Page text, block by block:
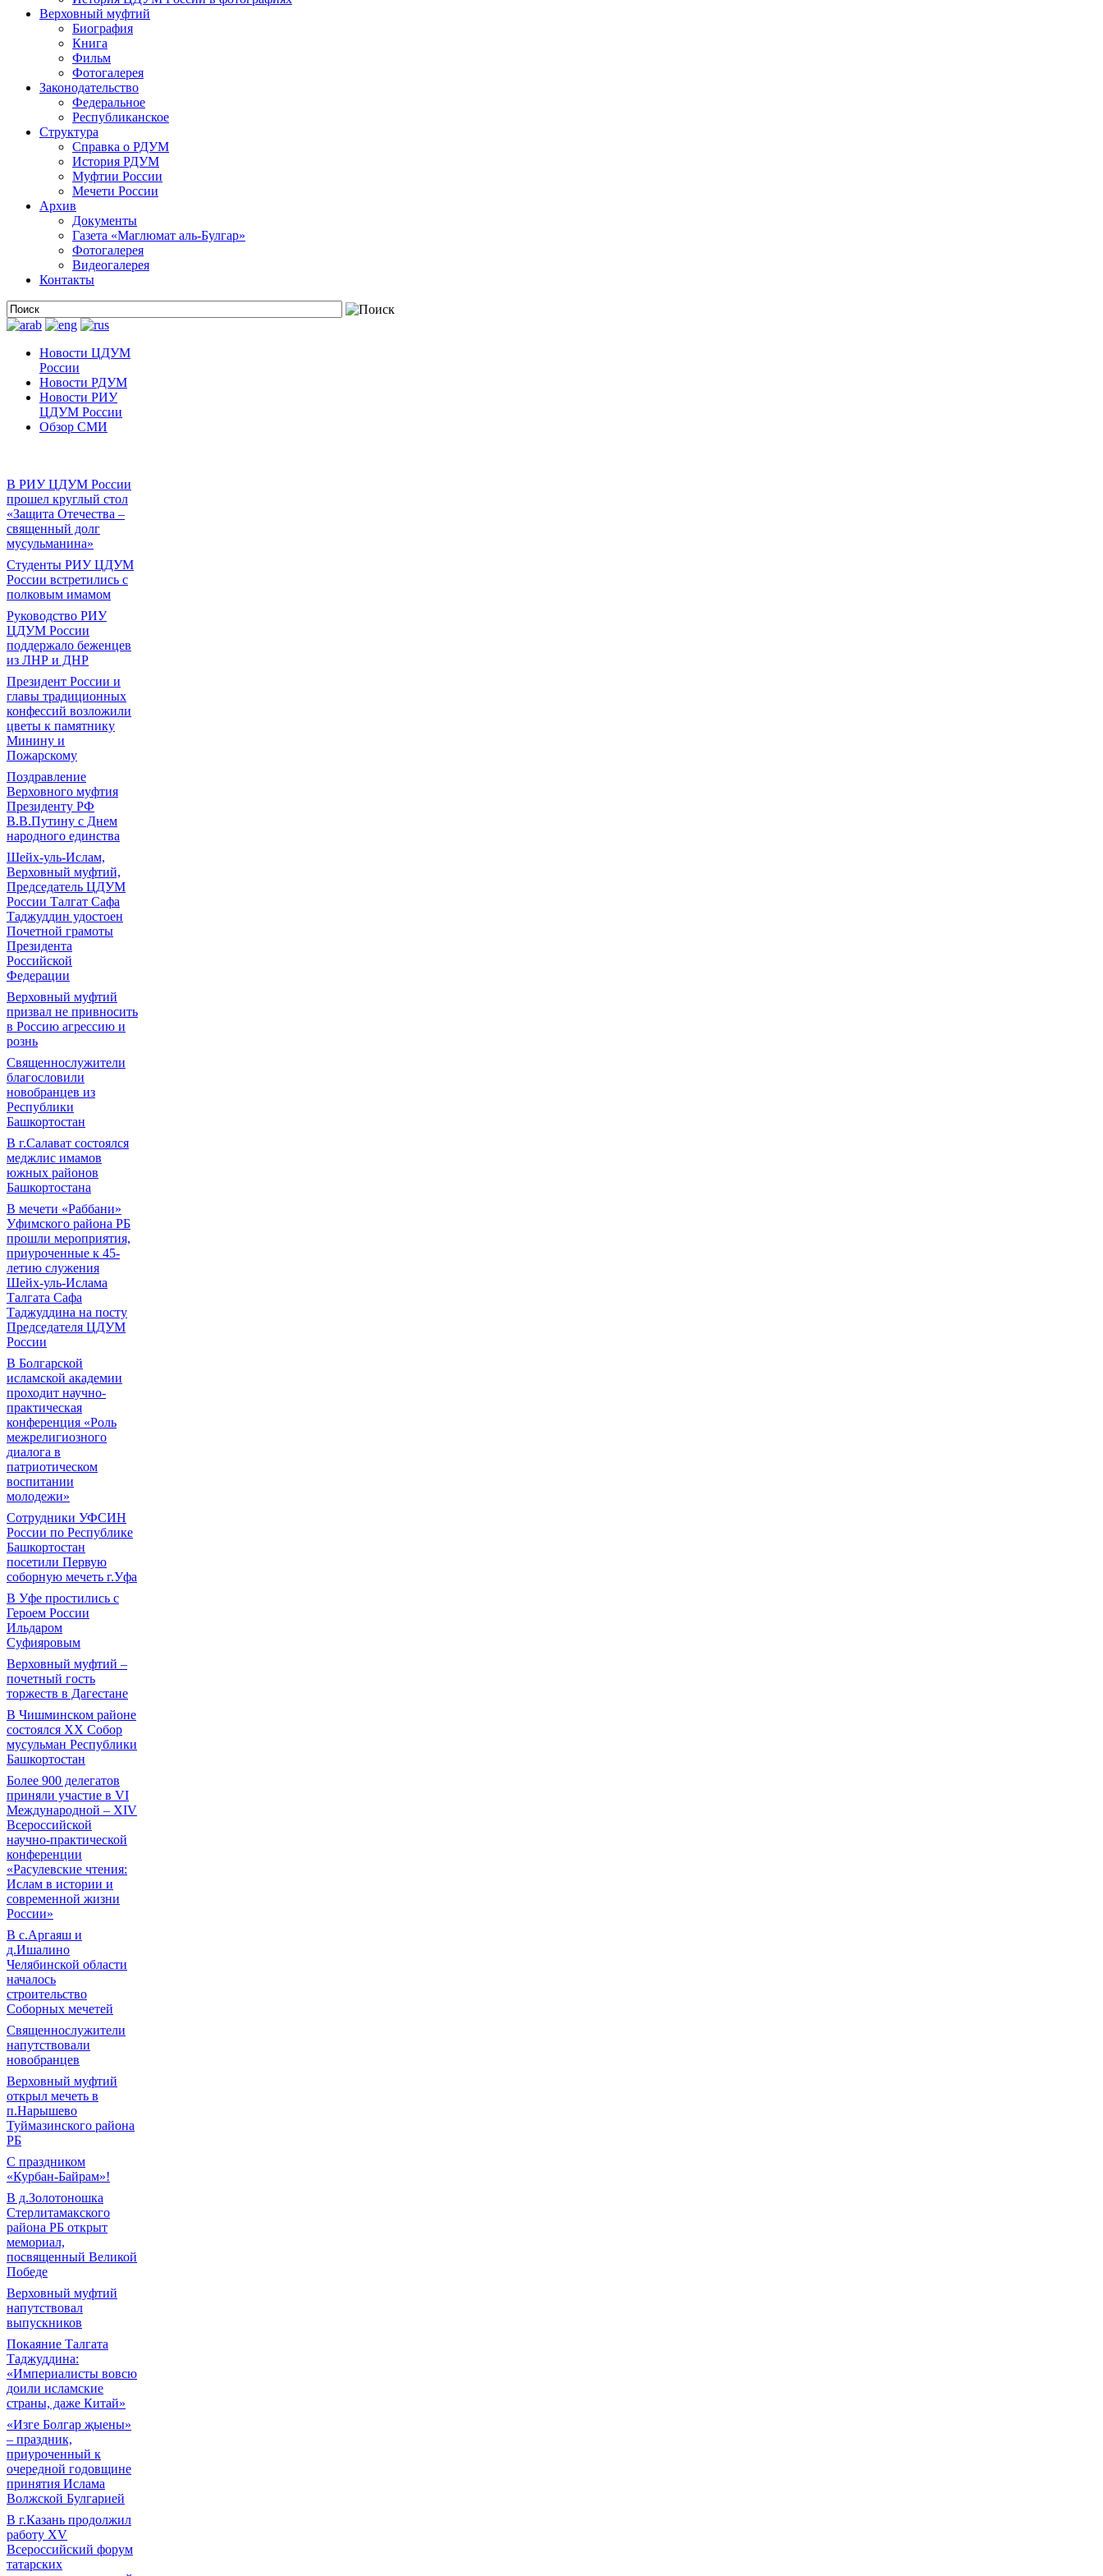
Верховный муфтий
Биография
Книга
Фильм
Фотогалерея
Законодательство
Федеральное
Республиканское
Структура
Справка о РДУМ
История РДУМ
Муфтии России
Мечети России
Архив
Документы
Газета «Маглюмат аль-Булгар»
Фотогалерея
Видеогалерея
Контакты
Новости ЦДУМ
России
Новости РДУМ
Новости РИУ
ЦДУМ России
Обзор СМИ
В РИУ ЦДУМ России
прошел круглый стол
«Защита Отечества –
священный долг
мусульманина»
Студенты РИУ ЦДУМ
России встретились с
полковым имамом
Руководство РИУ
ЦДУМ России
поддержало беженцев
из ЛНР и ДНР
Президент России и
главы традиционных
конфессий возложили
цветы к памятнику
Минину и
Пожарскому
Поздравление
Верховного муфтия
Президенту РФ
В.В.Путину с Днем
народного единства
Шейх-уль-Ислам,
Верховный муфтий,
Председатель ЦДУМ
России Талгат Сафа
Таджуддин удостоен
Почетной грамоты
Президента
Российской
Федерации
Верховный муфтий
призвал не привносить
в Россию агрессию и
рознь
Священнослужители
благословили
новобранцев из
Республики
Башкортостан
В г.Салават состоялся
меджлис имамов
южных районов
Башкортостана
В мечети «Раббани»
Уфимского района РБ
прошли мероприятия,
приуроченные к 45-
летию служения
Шейх-уль-Ислама
Талгата Сафа
Таджуддина на посту
Председателя ЦДУМ
России
В Болгарской
исламской академии
проходит научно-
практическая
конференция «Роль
межрелигиозного
диалога в
патриотическом
воспитании
молодежи»
Сотрудники УФСИН
России по Республике
Башкортостан
посетили Первую
соборную мечеть г.Уфа
В Уфе простились с
Героем России
Ильдаром
Суфияровым
Верховный муфтий –
почетный гость
торжеств в Дагестане
В Чишминском районе
состоялся XX Собор
мусульман Республики
Башкортостан
Более 900 делегатов
приняли участие в VI
Международной – ХIV
Всероссийской
научно-практической
конференции
«Расулевские чтения:
Ислам в истории и
современной жизни
России»
В с.Аргаяш и
д.Ишалино
Челябинской области
началось
строительство
Соборных мечетей
Священнослужители
напутствовали
новобранцев
Верховный муфтий
открыл мечеть в
п.Нарышево
Туймазинского района
РБ
С праздником
«Курбан-Байрам»!
В д.Золотоношка
Стерлитамакского
района РБ открыт
мемориал,
посвященный Великой
Победе
Верховный муфтий
напутствовал
выпускников
Покаяние Талгата
Таджуддина:
«Империалисты вовсю
доили исламские
страны, даже Китай»
«Изге Болгар җыены»
– праздник,
приуроченный к
очередной годовщине
принятия Ислама
Волжской Булгарией
В г.Казань продолжил
работу XV
Всероссийский форум
татарских